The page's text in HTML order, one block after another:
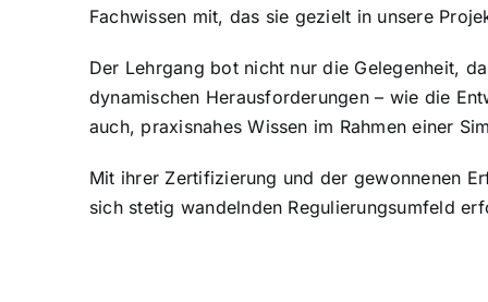
Fachwissen mit, das sie gezielt in unsere
Der Lehrgang bot nicht nur die Gelegenheit,
dynamischen Herausforderungen – wie die
auch, praxisnahes Wissen im Rahmen einer
Mit ihrer Zertifizierung und der gewonnenen
sich stetig wandelnden Regulierungsumfeld